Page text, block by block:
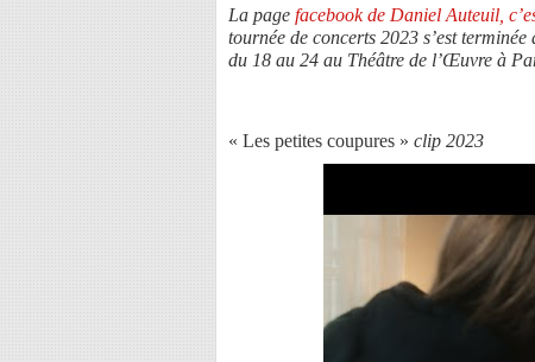
La page facebook de Daniel Auteuil,
tournée de concerts 2023 s’est
du 18 au 24 au Théâtre de l’Œuvre à
« Les petites coupures » clip 2023